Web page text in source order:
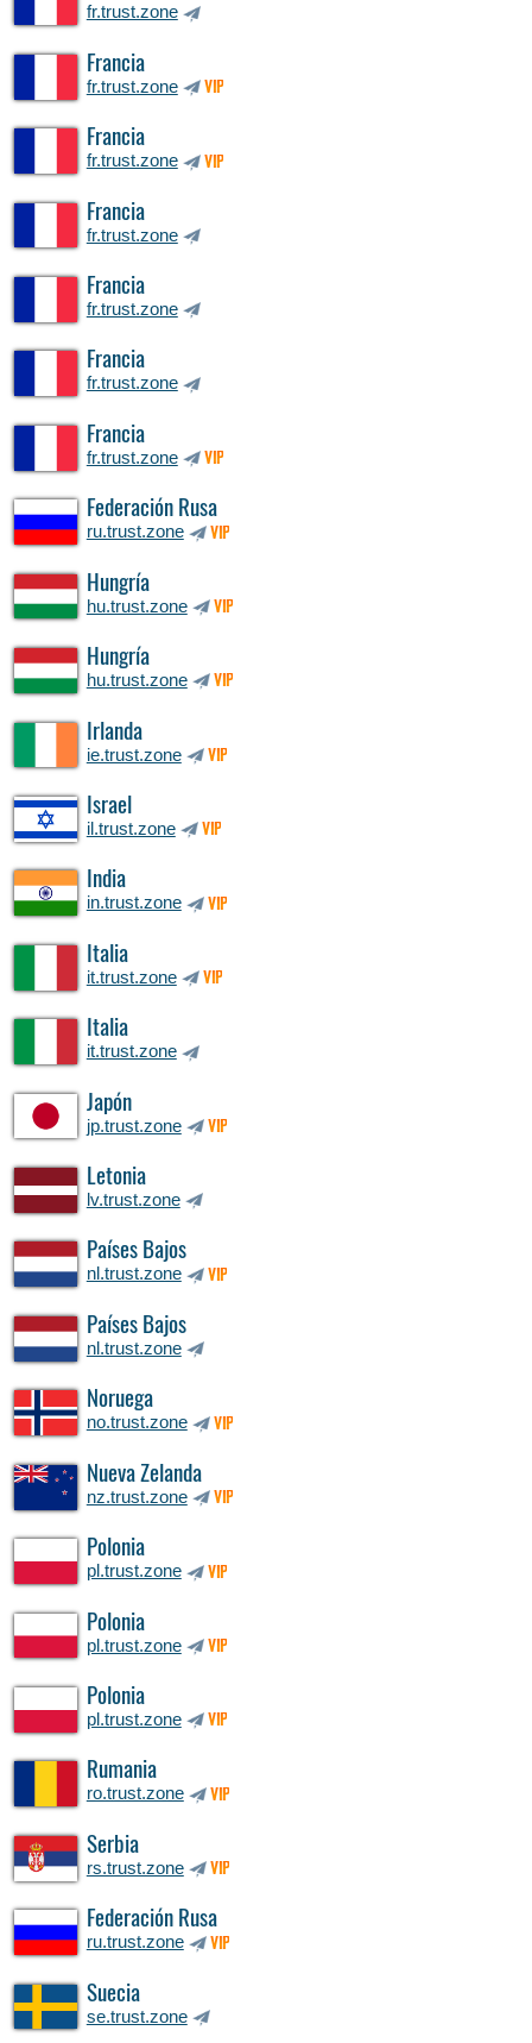
fr.trust.zone
Francia
fr.trust.zone VIP
Francia
fr.trust.zone VIP
Francia
fr.trust.zone
Francia
fr.trust.zone
Francia
fr.trust.zone
Francia
fr.trust.zone VIP
Federación Rusa
ru.trust.zone VIP
Hungría
hu.trust.zone VIP
Hungría
hu.trust.zone VIP
Irlanda
ie.trust.zone VIP
Israel
il.trust.zone VIP
India
in.trust.zone VIP
Italia
it.trust.zone VIP
Italia
it.trust.zone
Japón
jp.trust.zone VIP
Letonia
lv.trust.zone
Países Bajos
nl.trust.zone VIP
Países Bajos
nl.trust.zone
Noruega
no.trust.zone VIP
Nueva Zelanda
nz.trust.zone VIP
Polonia
pl.trust.zone VIP
Polonia
pl.trust.zone VIP
Polonia
pl.trust.zone VIP
Rumania
ro.trust.zone VIP
Serbia
rs.trust.zone VIP
Federación Rusa
ru.trust.zone VIP
Suecia
se.trust.zone